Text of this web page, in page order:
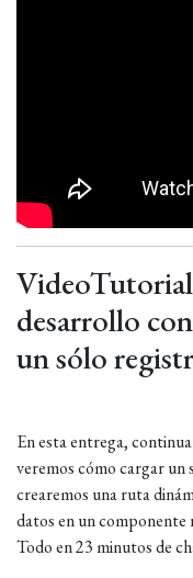
desarrollo
un sólo
En esta entrega,
veremos cómo cargar un
crearemos una ruta
datos en un componente
Todo en 23 minutos de